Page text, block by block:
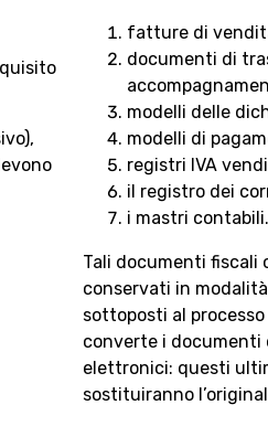
fatture di
documenti di
modelli delle
modelli di
registri IVA
il registro dei
i mastri contabili.
Tali documenti fiscali
conservati in
sottoposti al
converte i
elettronici: questi
sostituiranno